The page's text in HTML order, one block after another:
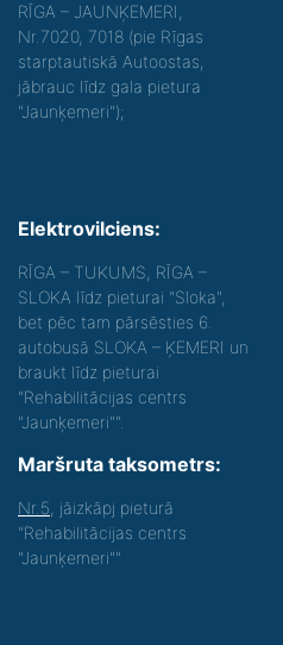
RĪGA – JAUNĶEMERI,
Nr.7020, 7018 (pie Rīgas
starptautiskā Autoostas,
jābrauc līdz gala pietura
"Jaunķemeri");
Elektrovilciens:
RĪGA – TUKUMS, RĪGA –
SLOKA līdz pieturai "Sloka",
bet pēc tam pārsēsties 6.
autobusā SLOKA – ĶEMERI un
braukt līdz pieturai
"Rehabilitācijas centrs
"Jaunķemeri"".
Maršruta taksometrs:
Nr.5 , jāizkāpj pieturā
"Rehabilitācijas centrs
"Jaunķemeri""